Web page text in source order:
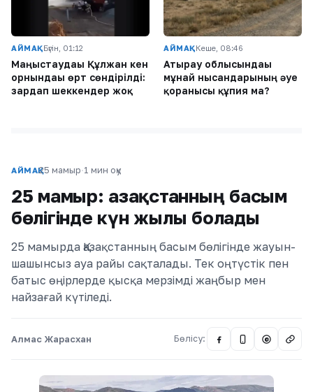
АЙМАҚБүгін, 01:12
Маңғыстаудағы Құлжан кен
орнындағы өрт сөндірілді:
зардап шеккендер жоқ
АЙМАҚКеше, 08:46
Атырау облысындағы
мұнай нысандарының әуе
қорғанысы құпия ма?
АЙМАҚ25 мамыр·1 мин оқу
25 мамыр: Қазақстанның басым
бөлігінде күн жылы болады
25 мамырда Қазақстанның басым бөлігінде жауын-
шашынсыз ауа райы сақталады. Тек оңтүстік пен
батыс өңірлерде қысқа мерзімді жаңбыр мен
найзағай күтіледі.
Алмас Жарасхан Бөлісу: @